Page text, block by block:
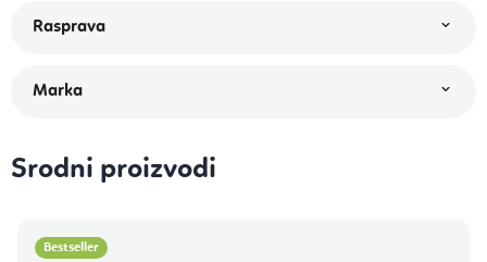
Srodni proizvodi
Bestseller